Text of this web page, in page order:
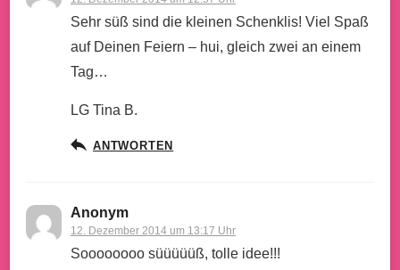
Sehr süß sind die kleinen Schenklis! Viel Spaß
auf Deinen Feiern – hui, gleich zwei an einem
Tag…
LG Tina B.
ANTWORTEN
Anonym
12. Dezember 2014 um 13:17 Uhr
Soooooooo süüüüüß, tolle idee!!!